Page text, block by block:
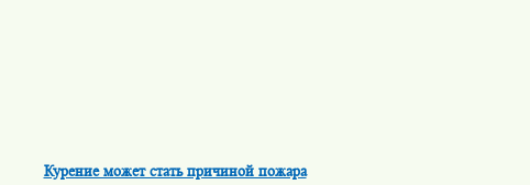
Курение может стать причиной пожара